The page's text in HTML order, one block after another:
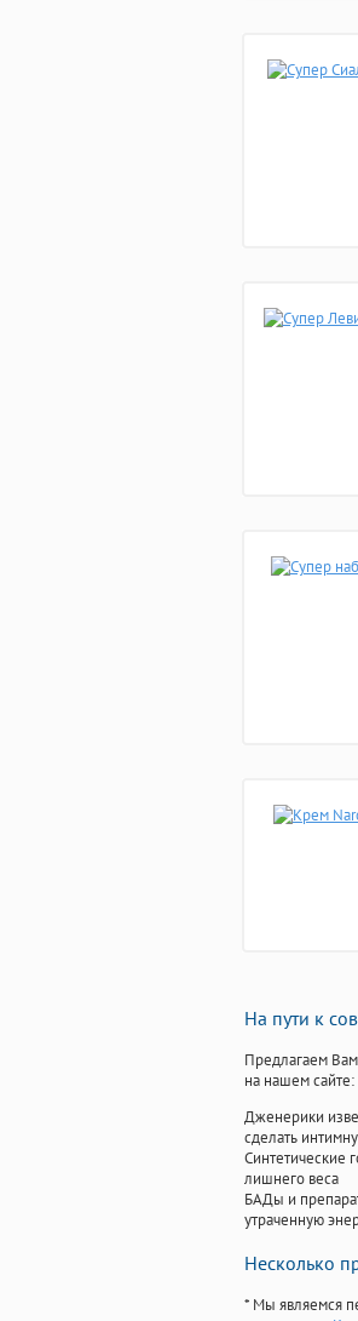
На пути к
Предлагаем
на нашем сайте:
Дженерики
сделать
Синтетические
лишнего веса
БАДы и
утраченную
Несколько
* Мы являемся